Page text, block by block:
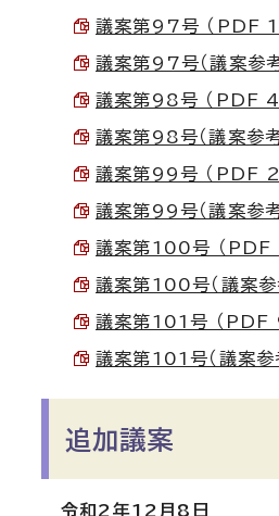
議案第97号 （PDF
議案第97号（議案参
議案第98号 （PDF
議案第98号（議案参
議案第99号 （PDF
議案第99号（議案参
議案第100号 （
議案第100号（議案
議案第101号 （PDF
議案第101号（議案
追加議案
令和2年12月8日